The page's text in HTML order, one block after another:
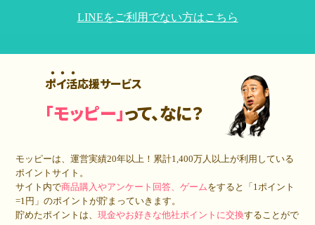
LINEをご利用でない方はこちら
ポイ活応援サービス
「モッピー」って、なに？
モッピーは、運営実績20年以上！累計1,400万人 以上が利用している
ポイントサイト。
サイト内で商品購入やアンケート回答、ゲームをすると「1ポイント
=1円」のポイントが貯まっていきます。
貯めたポイントは、現金やお好きな他社ポイントに交換することがで